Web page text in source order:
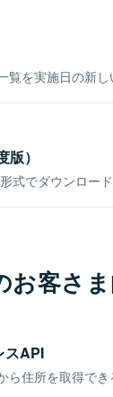
を実施日の新し
）
式でダウンロード
お客さ
スAPI
住所を取得でき